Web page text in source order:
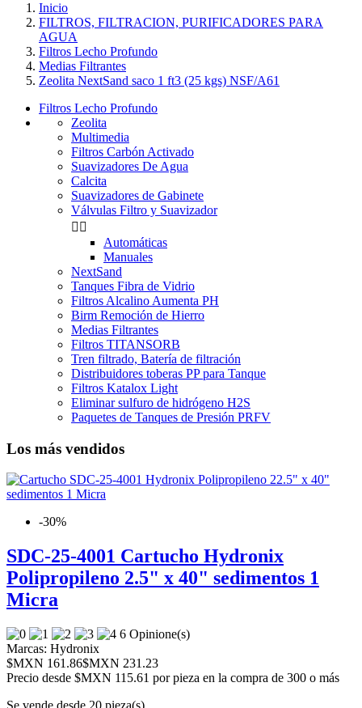
Inicio
FILTROS, FILTRACION, PURIFICADORES PARA
AGUA
Filtros Lecho Profundo
Medias Filtrantes
Zeolita NextSand saco 1 ft3 (25 kgs) NSF/A61
Filtros Lecho Profundo
Zeolita
Multimedia
Filtros Carbón Activado
Suavizadores De Agua
Calcita
Suavizadores de Gabinete
Válvulas Filtro y Suavizador
 
Automáticas
Manuales
NextSand
Tanques Fibra de Vidrio
Filtros Alcalino Aumenta PH
Birm Remoción de Hierro
Medias Filtrantes
Filtros TITANSORB
Tren filtrado, Batería de filtración
Distribuidores toberas PP para Tanque
Filtros Katalox Light
Eliminar sulfuro de hidrógeno H2S
Paquetes de Tanques de Presión PRFV
Los más vendidos
-30%
SDC-25-4001 Cartucho Hydronix
Polipropileno 2.5" x 40" sedimentos 1
Micra
6 Opinione(s)
Marcas: Hydronix
$MXN 161.86$MXN 231.23
Precio desde $MXN 115.61 por pieza en la compra de 300 o más